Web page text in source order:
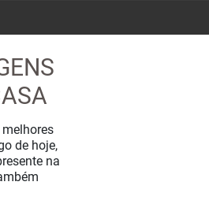
de hoje,
na